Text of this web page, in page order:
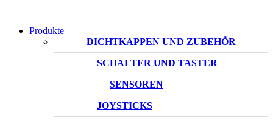
Produkte
DICHTKAPPEN UND ZUBEHÖR
SCHALTER UND TASTER
SENSOREN
JOYSTICKS